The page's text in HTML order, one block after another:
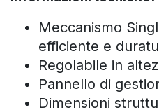
Meccanismo
efficiente e
Regolabile in
Pannello di
Dimensioni